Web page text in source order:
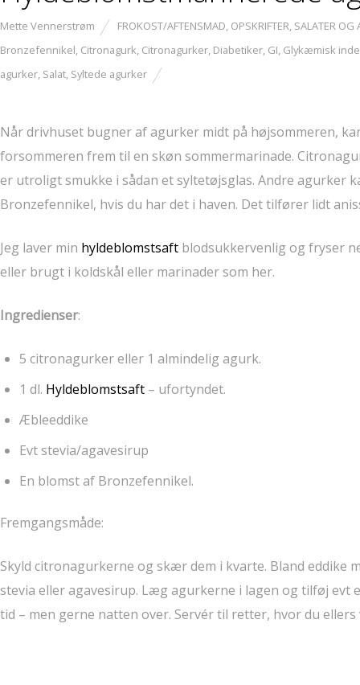
Mette Vennerstrøm FROKOST/AFTENSMAD, OPSKRIFTER, SALATER OG
Bronzefennikel, Citronagurk, Citronagurker, Diabetiker, GI, Glykæmisk
agurker, Salat, Syltede agurker
Når drivhuset bugner af agurker midt på højsommeren,
forsommeren frem til en skøn sommermarinade.
er utroligt smukke i sådan et syltetøjsglas. Andre agurker
Bronzefennikel, hvis du har det i haven. Det tilfører lidt
Jeg laver min hyldeblomstsaft blodsukkervenlig og fryser
eller brugt i koldskål eller marinader som her.
Ingredienser:
5 citronagurker eller 1 almindelig agurk.
1 dl. Hyldeblomstsaft – ufortyndet.
Æbleeddike
Evt stevia/agavesirup
En blomst af Bronzefennikel.
Fremgangsmåde:
Skyld citronagurkerne og skær dem i kvarte. Bland eddike
stevia eller agavesirup. Læg agurkerne i lagen og tilføj
tid – men gerne natten over. Servér til retter, hvor du